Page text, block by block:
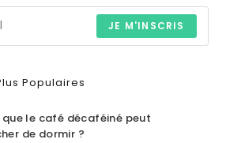
JE M'INSCRIS
Populaires
que le café décaféiné peut
de dormir ?